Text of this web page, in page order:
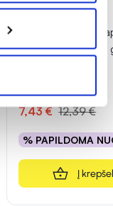
-40%
MEŠKIS maisto
VITAMINAS C, 50
7,43 € 12,39 €
% PAPILDOMA
Į